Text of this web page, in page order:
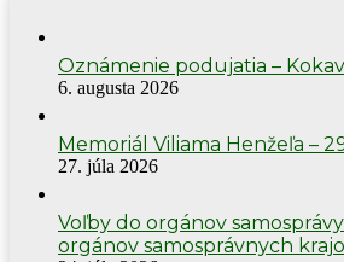
Oznámenie podujatia –
6. augusta 2026
Memoriál Viliama Henžeľa –
27. júla 2026
Voľby do orgánov
orgánov samosprávnych